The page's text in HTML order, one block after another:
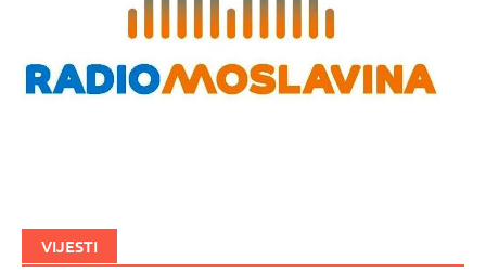
VIJESTI